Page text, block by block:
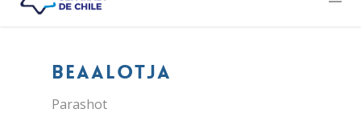
Hit enter to search or ESC to close
Beaalotja
Parashot